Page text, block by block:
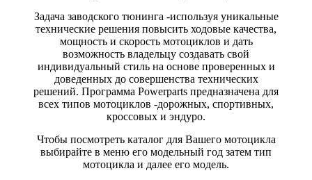
Задача заводского тюнинга -используя уникальные
технические решения повысить ходовые качества,
мощность и скорость мотоциклов и дать
возможность владельцу создавать свой
индивидуальный стиль на основе проверенных и
доведенных до совершенства технических
решений. Программа Powerparts предназначена для
всех типов мотоциклов -дорожных, спортивных,
кроссовых и эндуро.
Чтобы посмотреть каталог для Вашего мотоцикла
выбирайте в меню его модельный год затем тип
мотоцикла и далее его модель.